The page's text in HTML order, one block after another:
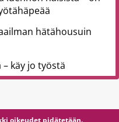
hätähousuin
käy jo työstä
oikeudet pidätetään.